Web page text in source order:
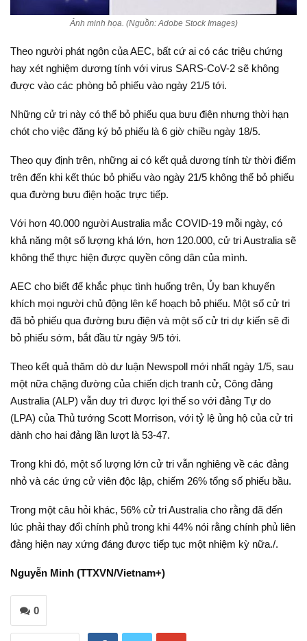
Ảnh minh họa. (Nguồn: Adobe Stock Images)
Theo người phát ngôn của AEC, bất cứ ai có các triệu chứng
hay xét nghiệm dương tính với virus SARS-CoV-2 sẽ không
được vào các phòng bỏ phiếu vào ngày 21/5 tới.
Những cử tri này có thể bỏ phiếu qua bưu điện nhưng thời hạn
chót cho việc đăng ký bỏ phiếu là 6 giờ chiều ngày 18/5.
Theo quy định trên, những ai có kết quả dương tính từ thời điểm
trên đến khi kết thúc bỏ phiếu vào ngày 21/5 không thể bỏ phiếu
qua đường bưu điện hoặc trực tiếp.
Với hơn 40.000 người Australia mắc COVID-19 mỗi ngày, có
khả năng một số lượng khá lớn, hơn 120.000, cử tri Australia sẽ
không thể thực hiện được quyền công dân của mình.
AEC cho biết để khắc phục tình huống trên, Ủy ban khuyến
khích mọi người chủ động lên kế hoạch bỏ phiếu. Một số cử tri
đã bỏ phiếu qua đường bưu điện và một số cử tri dự kiến sẽ đi
bỏ phiếu sớm, bắt đầu từ ngày 9/5 tới.
Theo kết quả thăm dò dư luận Newspoll mới nhất ngày 1/5, sau
một nữa chặng đường của chiến dịch tranh cử, Công đảng
Australia (ALP) vẫn duy trì được lợi thế so với đảng Tự do
(LPA) của Thủ tướng Scott Morrison, với tỷ lệ ủng hộ của cử tri
dành cho hai đảng lần lượt là 53-47.
Trong khi đó, một số lượng lớn cử tri vẫn nghiêng về các đảng
nhỏ và các ứng cử viên độc lập, chiếm 26% tổng số phiếu bầu.
Trong một câu hỏi khác, 56% cử tri Australia cho rằng đã đến
lúc phải thay đổi chính phủ trong khi 44% nói rằng chính phủ liên
đảng hiện nay xứng đáng được tiếp tục một nhiệm kỳ nữa./.
Nguyễn Minh (TTXVN/Vietnam+)
0